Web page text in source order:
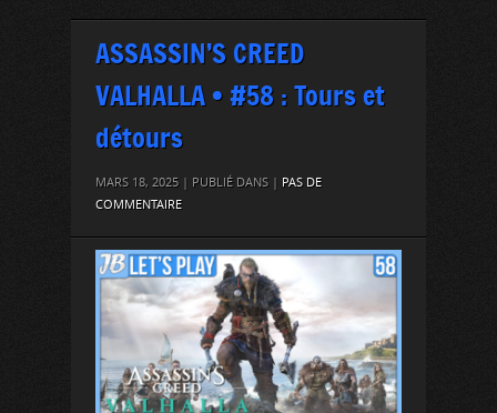
ASSASSIN’S CREED
VALHALLA • #58 : Tours et
détours
MARS 18, 2025 | PUBLIÉ DANS | PAS DE
COMMENTAIRE